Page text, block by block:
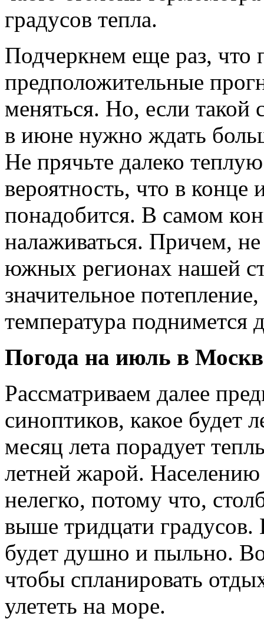
градусов тепла.
Подчеркнем еще раз, что
предположительные
меняться. Но, если такой
в июне нужно ждать
Не прячьте далеко
вероятность, что в
понадобится. В самом
налаживаться. Причем,
южных регионах нашей
значительное
температура поднимется
Погода на июль в
Рассматриваем далее
синоптиков, какое будет
месяц лета порадует
летней жарой.
нелегко, потому что,
выше тридцати
будет душно и пыльно.
чтобы спланировать
улететь на море.